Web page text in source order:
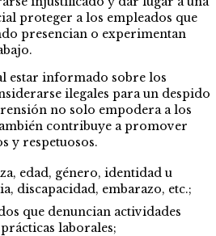
proteger a los empleados que
presencian o experimentan
estar informado sobre los
ilegales para un despido
no solo empodera a los
contribuye a promover
y respetuosos.
edad, género, identidad u
discapacidad, embarazo, etc.;
que denuncian actividades
laborales;